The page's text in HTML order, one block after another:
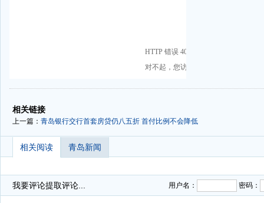
-
相关链接
上一篇： 青岛银行交行首套房贷仍八五折 首付比例不会降低
相关阅读 青岛新闻
我要评论提取评论... 用户名： 密码：